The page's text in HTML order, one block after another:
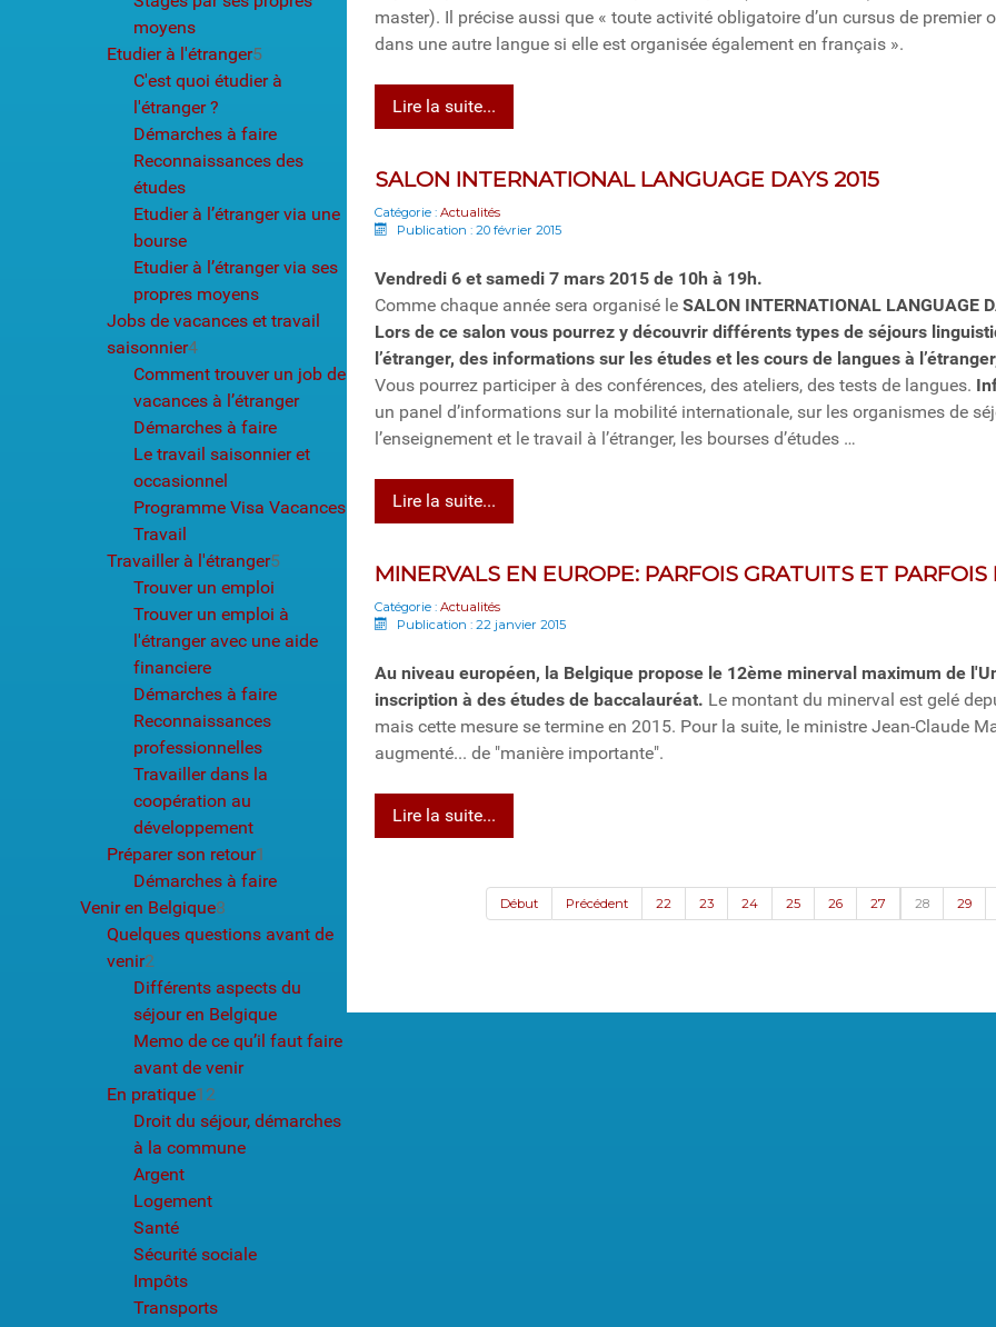
moyens
Etudier à l'étranger5
C'est quoi étudier à
l'étranger ?
Démarches à faire
Reconnaissances des
études
Etudier à l’étranger via une
bourse
Etudier à l’étranger via ses
propres moyens
Jobs de vacances et travail
saisonnier4
Comment trouver un job de
vacances à l’étranger
Démarches à faire
Le travail saisonnier et
occasionnel
Programme Visa Vacances
Travail
Travailler à l'étranger5
Trouver un emploi
Trouver un emploi à
l'étranger avec une aide
financiere
Démarches à faire
Reconnaissances
professionnelles
Travailler dans la
coopération au
développement
Préparer son retour1
Démarches à faire
Venir en Belgique8
Quelques questions avant de
venir2
Différents aspects du
séjour en Belgique
Memo de ce qu’il faut faire
avant de venir
En pratique12
Droit du séjour, démarches
à la commune
Argent
Logement
Santé
Sécurité sociale
Impôts
Transports
master). Il précise aussi que « toute activité obligatoire d’un cursus de premier
dans une autre langue si elle est organisée également en français ».
Lire la suite...
SALON INTERNATIONAL LANGUAGE DAYS 2015
Catégorie : Actualités
Publication : 20 février 2015
Vendredi 6 et samedi 7 mars 2015 de 10h à 19h.
Comme chaque année sera organisé le SALON INTERNATIONAL LANGUAGE
Lors de ce salon vous pourrez y découvrir différents types de séjours
l’étranger, des informations sur les études et les cours de langues à
Vous pourrez participer à des conférences, des ateliers, des tests de langues.
un panel d’informations sur la mobilité internationale, sur les organismes de
l’enseignement et le travail à l’étranger, les bourses d’études …
Lire la suite...
MINERVALS EN EUROPE: PARFOIS GRATUITS ET PARFOIS
Catégorie : Actualités
Publication : 22 janvier 2015
Au niveau européen, la Belgique propose le 12ème minerval maximum de
inscription à des études de baccalauréat. Le montant du minerval est gelé
mais cette mesure se termine en 2015. Pour la suite, le ministre Jean-Claude
augmenté... de "manière importante".
Lire la suite...
Début Précédent 22 23 24 25 26 27 28 29